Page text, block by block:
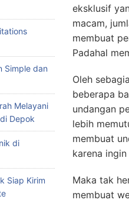
eksklusif
macam,
membuat
Padahal
Oleh
beberapa
undangan
lebih
membuat
karena
Maka tak
membuat
Simple dan
Melayani
Depok
di
Siap Kirim